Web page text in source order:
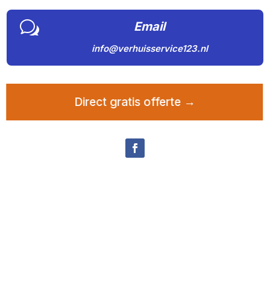
w Email
info@verhuisservice123.nl
Direct gratis offerte →